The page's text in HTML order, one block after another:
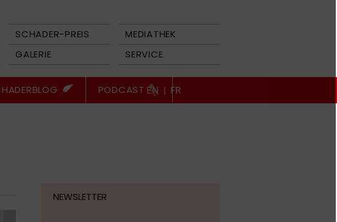
SCHADER-PREIS
MEDIATHEK
GALERIE SERVICE
PODCAST EN | FR
NEWSLETTER